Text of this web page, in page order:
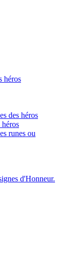
héros
des héros
runes ou
d'Honneur.